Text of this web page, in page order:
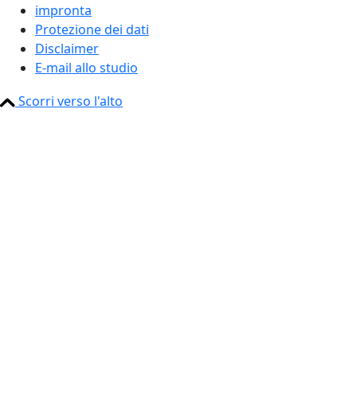
impronta
Protezione dei dati
Disclaimer
E-mail allo studio
Scorri verso l'alto